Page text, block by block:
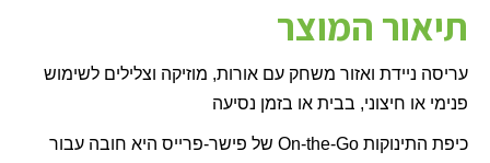
תיאור המוצר
עריסה ניידת ואזור משחק עם אורות, מוזיקה וצלילים לשימוש
פנימי או חיצוני, בבית או בזמן נסיעה
כיפת התינוקות On-the-Go של פישר-פרייס היא חובה עבור